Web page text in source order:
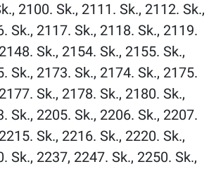
2100. Sk., 2111. Sk., 2112. Sk.,
Sk., 2117. Sk., 2118. Sk., 2119.
Sk., 2154. Sk., 2155. Sk.,
Sk., 2173. Sk., 2174. Sk., 2175.
Sk., 2178. Sk., 2180. Sk.,
Sk., 2205. Sk., 2206. Sk., 2207.
Sk., 2216. Sk., 2220. Sk.,
Sk., 2237, 2247. Sk., 2250. Sk.,